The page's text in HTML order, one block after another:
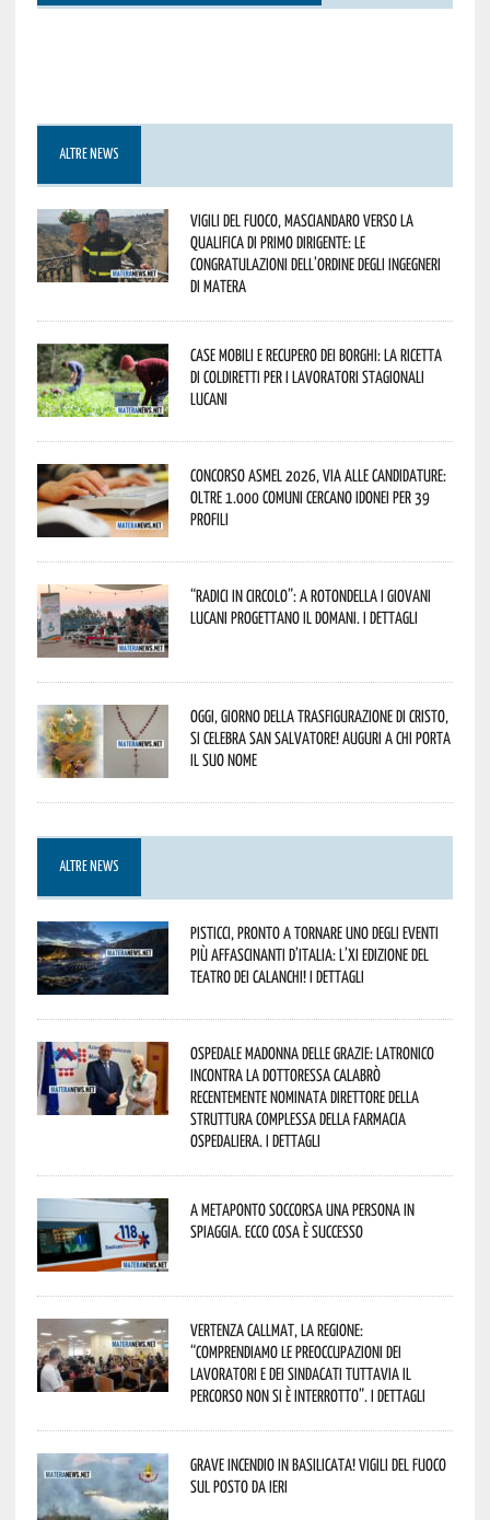
ALTRE NEWS
Vigili del Fuoco, Masciandaro verso la
qualifica di Primo Dirigente: le
congratulazioni dell’Ordine degli Ingegneri
di Matera
Case mobili e recupero dei borghi: la ricetta
di Coldiretti per i lavoratori stagionali
lucani
Concorso Asmel 2026, via alle candidature:
oltre 1.000 Comuni cercano idonei per 39
profili
“Radici in Circolo”: a Rotondella i giovani
lucani progettano il domani. I dettagli
Oggi, giorno della Trasfigurazione di Cristo,
si celebra San Salvatore! Auguri a chi porta
il suo nome
ALTRE NEWS
Pisticci, pronto a tornare uno degli eventi
più affascinanti d’Italia: l’XI edizione del
Teatro dei Calanchi! I dettagli
Ospedale Madonna delle Grazie: Latronico
incontra la dottoressa Calabrò
recentemente nominata Direttore della
Struttura Complessa della Farmacia
Ospedaliera. I dettagli
A Metaponto soccorsa una persona in
spiaggia. Ecco cosa è successo
Vertenza CallMat, la Regione:
“comprendiamo le preoccupazioni dei
lavoratori e dei sindacati tuttavia il
percorso non si è interrotto”. I dettagli
Grave incendio in Basilicata! Vigili del fuoco
sul posto da ieri